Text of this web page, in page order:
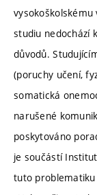
studiu nedochází
důvodů.
(poruchy učení,
somatická
narušené
poskytováno
je součástí
tuto